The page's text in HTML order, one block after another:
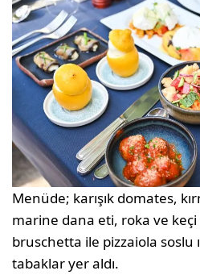
Menüde; karışık domates,
marine dana eti, roka ve
bruschetta ile pizzaiola soslu
tabaklar yer aldı.